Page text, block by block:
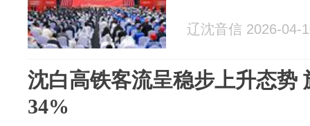
辽沈音信 2026-04-
沈白高铁客流呈稳步上升态势
34%